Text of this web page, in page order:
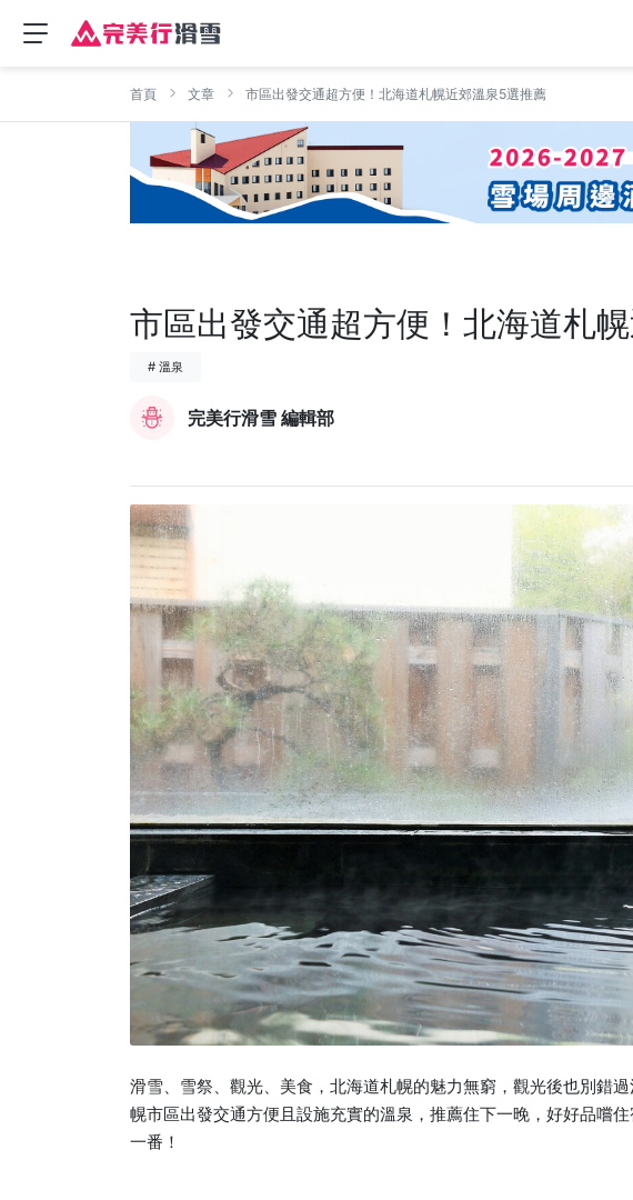
首頁 文章 市區出發交通超方便！北海道札幌近郊溫泉5選推薦
市區出發交通超方便！北海道札
# 溫泉
完美行滑雪 編輯部
滑雪、雪祭、觀光、美食，北海道札幌的魅力無窮，觀光後也別錯
幌市區出發交通方便且設施充實的溫泉，推薦住下一晚，好好品嚐
一番！